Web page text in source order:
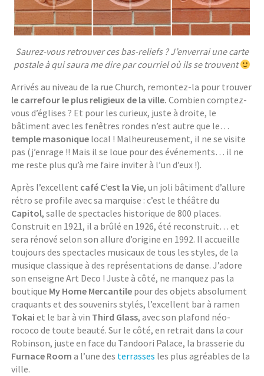
Saurez-vous retrouver ces bas-reliefs ? J’enverrai une carte
postale à qui saura me dire par courriel où ils se trouvent
Arrivés au niveau de la rue Church, remontez-la pour trouver
le carrefour le plus religieux de la ville. Combien comptez-
vous d’églises ? Et pour les curieux, juste à droite, le
bâtiment avec les fenêtres rondes n’est autre que le…
temple masonique local ! Malheureusement, il ne se visite
pas (j’enrage !! Mais il se loue pour des événements… il ne
me reste plus qu’à me faire inviter à l’un d’eux !).
Après l’excellent café C’est la Vie, un joli bâtiment d’allure
rétro se profile avec sa marquise : c’est le théâtre du
Capitol, salle de spectacles historique de 800 places.
Construit en 1921, il a brûlé en 1926, été reconstruit… et
sera rénové selon son allure d’origine en 1992. Il accueille
toujours des spectacles musicaux de tous les styles, de la
musique classique à des représentations de danse. J’adore
son enseigne Art Deco ! Juste à côté, ne manquez pas la
boutique My Home Mercantile pour des objets absolument
craquants et des souvenirs stylés, l’excellent bar à ramen
Tokai et le bar à vin Third Glass, avec son plafond néo-
rococo de toute beauté. Sur le côté, en retrait dans la cour
Robinson, juste en face du Tandoori Palace, la brasserie du
Furnace Room a l’une des terrasses les plus agréables de la
ville.